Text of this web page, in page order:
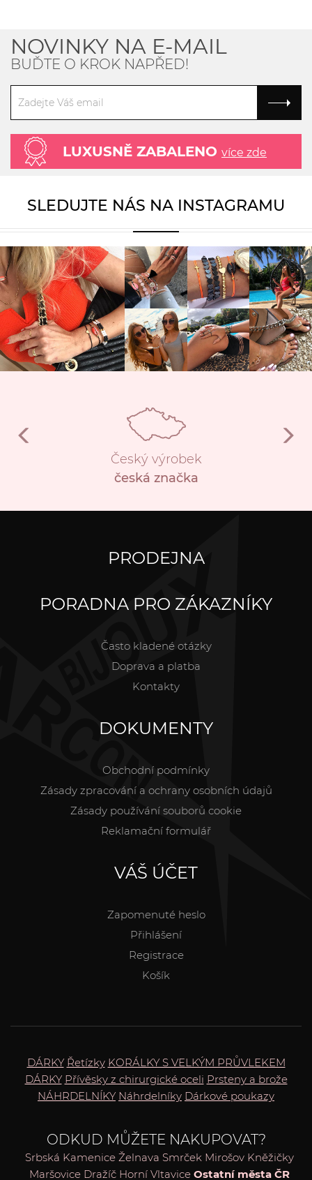
NOVINKY NA E-MAIL
BUĎTE O KROK NAPŘED!
LUXUSNĚ ZABALENO více zde
SLEDUJTE NÁS NA INSTAGRAMU
Český výrobek
česká značka
PRODEJNA
PORADNA PRO ZÁKAZNÍKY
Často kladené otázky
Doprava a platba
Kontakty
DOKUMENTY
Obchodní podmínky
Zásady zpracování a ochrany osobních údajů
Zásady používání souborů cookie
Reklamační formulář
VÁŠ ÚČET
Zapomenuté heslo
Přihlášení
Registrace
Košík
DÁRKY Řetízky KORÁLKY S VELKÝM PRŮVLEKEM
DÁRKY Přívěsky z chirurgické oceli Prsteny a brože
NÁHRDELNÍKY Náhrdelníky Dárkové poukazy
ODKUD MŮŽETE NAKUPOVAT?
Srbská Kamenice Želnava Smrček Mirošov Kněžičky
Maršovice Dražíč Horní Vltavice Ostatní města ČR